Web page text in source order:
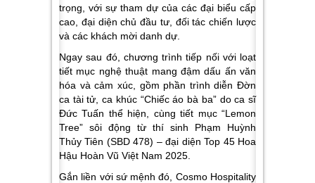
trọng, với sự tham dự của các đại biểu cấp
cao, đại diện chủ đầu tư, đối tác chiến lược
và các khách mời danh dự.
Ngay sau đó, chương trình tiếp nối với loạt
tiết mục nghệ thuật mang đậm dấu ấn văn
hóa và cảm xúc, gồm phần trình diễn Đờn
ca tài tử, ca khúc “Chiếc áo bà ba” do ca sĩ
Đức Tuấn thể hiện, cùng tiết mục “Lemon
Tree” sôi động từ thí sinh Phạm Huỳnh
Thủy Tiên (SBD 478) – đại diện Top 45 Hoa
Hậu Hoàn Vũ Việt Nam 2025.
Gắn liền với sứ mệnh đó, Cosmo Hospitality